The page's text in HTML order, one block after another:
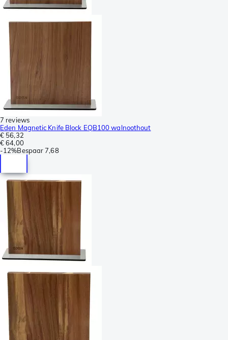
7 reviews
Eden Magnetic Knife Block EQB100 walnoothout
€ 56,32
€ 64,00
-12%Bespaar 7,68